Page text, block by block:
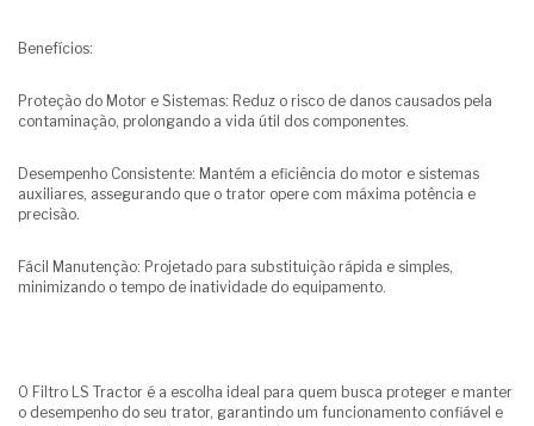
Benefícios:
Proteção do Motor e Sistemas: Reduz o risco de danos causados pela
contaminação, prolongando a vida útil dos componentes.
Desempenho Consistente: Mantém a eficiência do motor e sistemas
auxiliares, assegurando que o trator opere com máxima potência e
precisão.
Fácil Manutenção: Projetado para substituição rápida e simples,
minimizando o tempo de inatividade do equipamento.
O Filtro LS Tractor é a escolha ideal para quem busca proteger e manter
o desempenho do seu trator, garantindo um funcionamento confiável e